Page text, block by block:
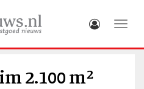
2.100 m²